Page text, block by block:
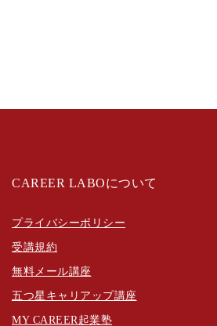
CAREER LABOについて
プライバシーポリシー
受講規約
無料メール講座
五つ星キャリアップ講座
MY CAREER起業塾